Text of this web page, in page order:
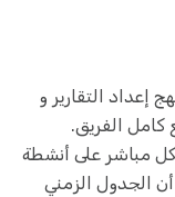
إعداد التقارير و
الفريق.
مباشر على أنشطة
الجدول الزمني